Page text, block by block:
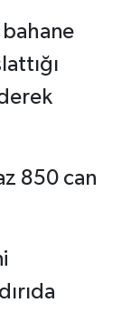
bahane
850 can